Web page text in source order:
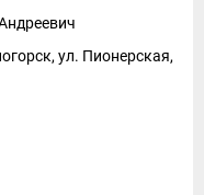
ул. Пионерская,